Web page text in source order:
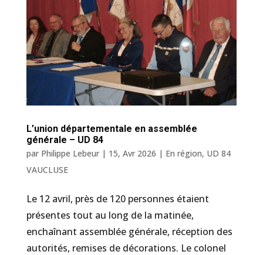
L’union départementale en assemblée
générale – UD 84
par Philippe Lebeur| 15, Avr 2026 | En région, UD 84
VAUCLUSE
Le 12 avril, près de 120 personnes étaient
présentes tout au long de la matinée,
enchaînant assemblée générale, réception des
autorités, remises de décorations. Le colonel